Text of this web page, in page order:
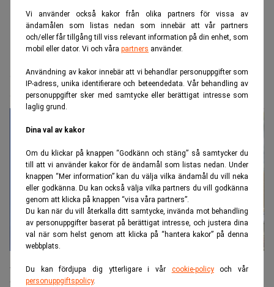
Vi använder också kakor från olika partners för vissa av
ändamålen som listas nedan som innebär att vår partners
och/eller får tillgång till viss relevant information på din enhet, som
mobil eller dator. Vi och våra partners använder.
Användning av kakor innebär att vi behandlar personuppgifter som
IP-adress, unika identifierare och beteendedata. Vår behandling av
personuppgifter sker med samtycke eller berättigat intresse som
laglig grund.
Dina val av kakor
Om du klickar på knappen “Godkänn och stäng” så samtycker du
till att vi använder kakor för de ändamål som listas nedan. Under
knappen “Mer information” kan du välja vilka ändamål du vill neka
eller godkänna. Du kan också välja vilka partners du vill godkänna
genom att klicka på knappen “visa våra partners”.
Du kan när du vill återkalla ditt samtycke, invända mot behandling
av personuppgifter baserat på berättigat intresse, och justera dina
val när som helst genom att klicka på “hantera kakor” på denna
webbplats.
Du kan fördjupa dig ytterligare i vår cookie-policyoch vår
personuppgiftspolicy.
Realtid.se Makro
Sju EU‑länder över skuldgränsen –
Sverige är ett av dem
finanshubbar toppar statistiken medan Frankrike sticker ut som det
enda stora landet med ett verkligt skuldproblem. (Foto: Getty